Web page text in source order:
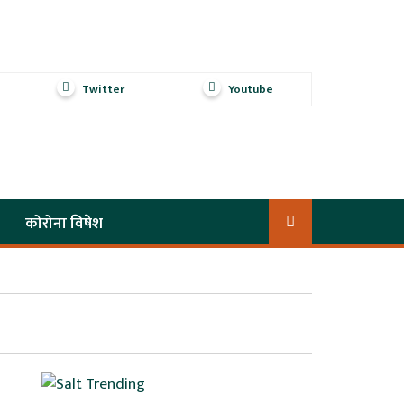
Twitter Youtube
कोरोना विषेश